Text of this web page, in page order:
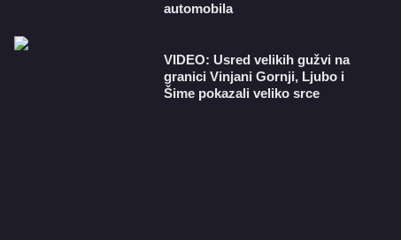
automobila
VIDEO: Usred velikih gužvi na
granici Vinjani Gornji, Ljubo i
Šime pokazali veliko srce